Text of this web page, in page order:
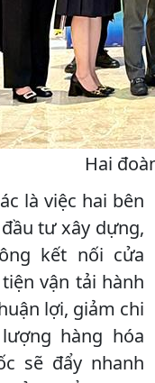
Hai
là việc hai bên
tư xây dựng,
kết nối cửa
vận tải hành
lợi, giảm chi
hàng hóa
sẽ đẩy nhanh